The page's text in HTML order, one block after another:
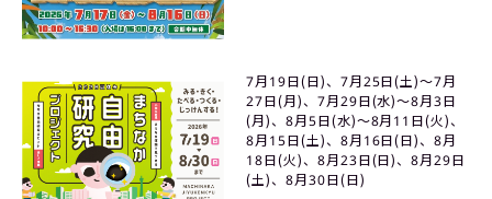
7月19日(日)、7月25日(土)〜7月
27日(月)、7月29日(水)〜8月3日
(月)、8月5日(水)〜8月11日(火)、
8月15日(土)、8月16日(日)、8月
18日(火)、8月23日(日)、8月29日
(土)、8月30日(日)